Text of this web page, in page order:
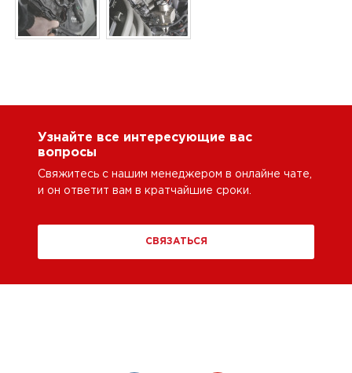
Узнайте все интересующие вас
вопросы
Свяжитесь с нашим менеджером в онлайне чате,
и он ответит вам в кратчайшие сроки.
СВЯЗАТЬСЯ